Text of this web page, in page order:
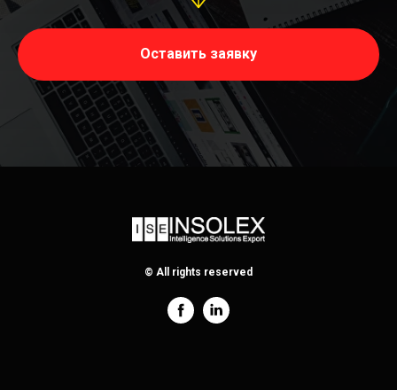
Оставить заявку
© All rights reserved